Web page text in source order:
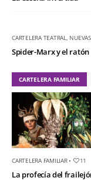
CARTELERA TEATRAL
Spider-Marx y el
CARTELERA FAMILIAR
CARTELERA FAMILIAR• 11
La profecía del